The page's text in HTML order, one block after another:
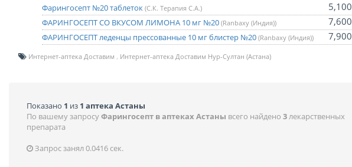
Фарингосепт №20 таблеток (С.К. Терапия С.А.) 5,100
ФАРИНГОСЕПТ СО ВКУСОМ ЛИМОНА 10 мг №20 (Ranbaxy (Индия)) 7,600
ФАРИНГОСЕПТ леденцы прессованные 10 мг блистер №20 (Ranbaxy (Индия)) 7,900
Интернет-аптека Доставим Интернет-аптека Доставим Нур-Султан (Астана)
Показано 1 из 1 аптека Астаны
По вашему запросуФарингосепт в аптеках Астаны всего найдено 3лекарственных
препарата
Запрос занял 0.0416 сек.